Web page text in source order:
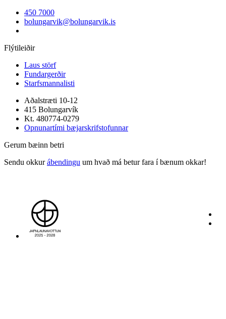
450 7000
bolungarvik@bolungarvik.is
Flýtileiðir
Laus störf
Fundargerðir
Starfsmannalisti
Aðalstræti 10-12
415 Bolungarvík
Kt. 480774-0279
Opnunartími bæjarskrifstofunnar
Gerum bæinn betri
Sendu okkurábendingu um hvað má betur fara í bænum okkar!